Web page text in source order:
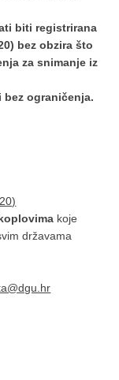
biti registrirana
bez obzira što
za snimanje iz
bez ograničenja.
koje
državama